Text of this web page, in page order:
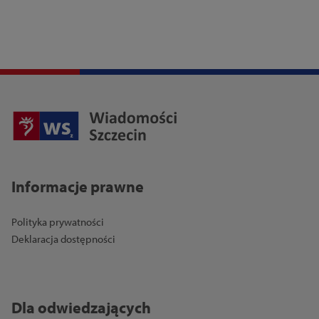
Informacje prawne
Polityka prywatności
Deklaracja dostępności
Dla odwiedzających